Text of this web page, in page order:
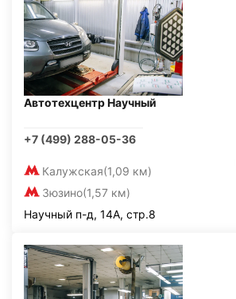
Автотехцентр Научный
+7 (499) 288-05-36
Калужская(1,09 км)
Зюзино(1,57 км)
Научный п-д, 14А, стр.8